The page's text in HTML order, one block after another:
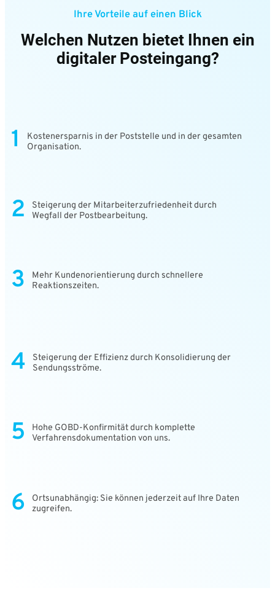
Ihre Vorteile auf einen Blick
Welchen Nutzen bietet Ihnen ein
digitaler Posteingang?
1
Kostenersparnis in der Poststelle und in der gesamten
Organisation.
2
Steigerung der Mitarbeiterzufriedenheit durch
Wegfall der Postbearbeitung.
3
Mehr Kundenorientierung durch schnellere
Reaktionszeiten.
4
Steigerung der Effizienz durch Konsolidierung der
Sendungsströme.
5
Hohe GOBD-Konfirmität durch komplette
Verfahrensdokumentation von uns.
6
Ortsunabhängig: Sie können jederzeit auf Ihre Daten
zugreifen.